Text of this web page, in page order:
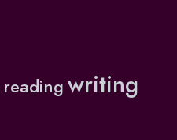
reading writing